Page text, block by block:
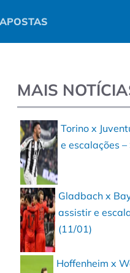
MAIS
Torino x
e escalações
Gladbach x
assistir e
(11/01)
Hoffenheim x